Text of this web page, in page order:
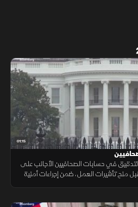
01:15
في حسابات الصحافيين الأجانب على
منح تأشيرات العمل، ضمن إجراءات أمنية